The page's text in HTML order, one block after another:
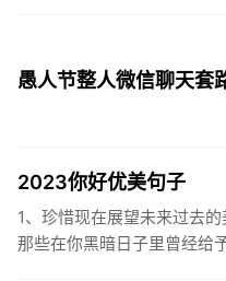
愚人节整人微信聊天套
2023你好优美句子
1、珍惜现在展望未来过去
那些在你黑暗日子里曾经给